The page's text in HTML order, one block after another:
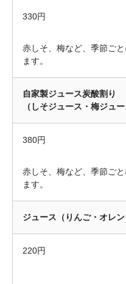
330円
赤しそ、梅など、季節ご
ます。
自家製ジュース炭酸割り
（しそジュース・梅ジュー
380円
赤しそ、梅など、季節ご
ます。
ジュース（りんご・オレン
220円